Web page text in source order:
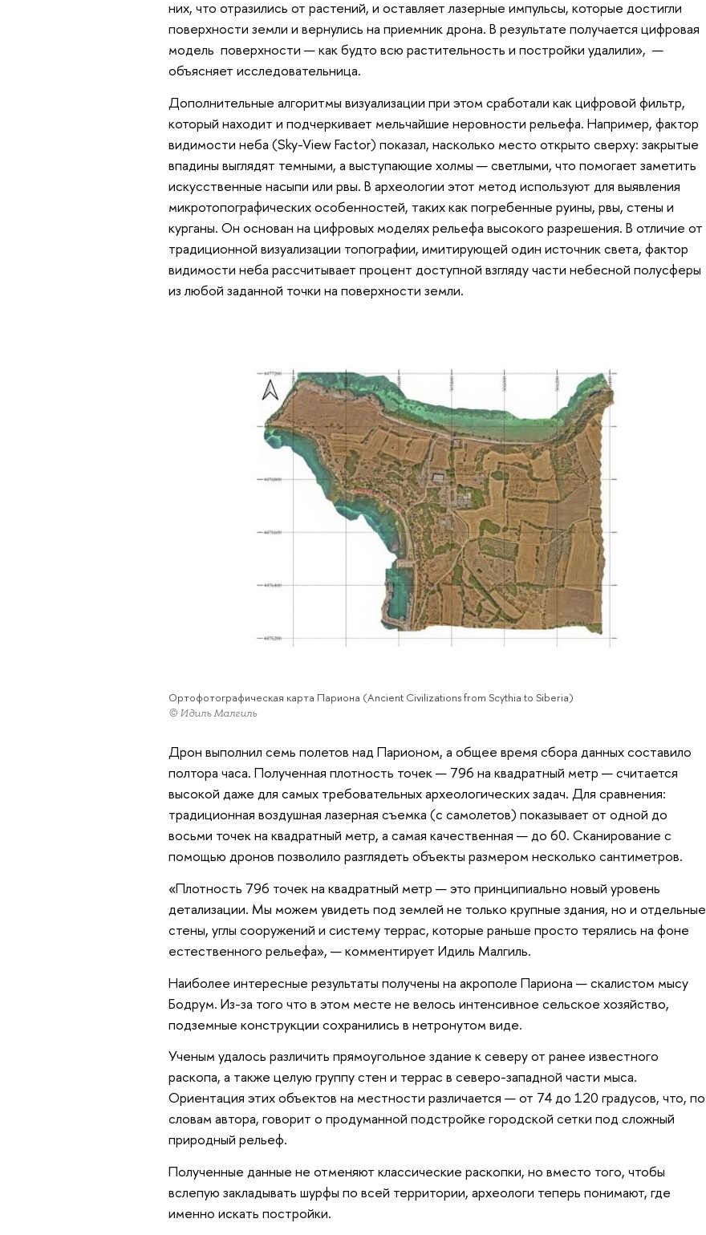
них, что отразились от растений, и оставляет лазерные импульсы, которые достигли
поверхности земли и вернулись на приемник дрона. В результате получается цифровая
модель поверхности — как будто всю растительность и постройки удалили», —
объясняет исследовательница.
Дополнительные алгоритмы визуализации при этом сработали как цифровой фильтр,
который находит и подчеркивает мельчайшие неровности рельефа. Например, фактор
видимости неба (Sky-View Factor) показал, насколько место открыто сверху: закрытые
впадины выглядят темными, а выступающие холмы — светлыми, что помогает заметить
искусственные насыпи или рвы. В археологии этот метод используют для выявления
микротопографических особенностей, таких как погребенные руины, рвы, стены и
курганы. Он основан на цифровых моделях рельефа высокого разрешения. В отличие от
традиционной визуализации топографии, имитирующей один источник света, фактор
видимости неба рассчитывает процент доступной взгляду части небесной полусферы
из любой заданной точки на поверхности земли.
Ортофотографическая карта Париона (Ancient Civilizations from Scythia to Siberia)
© Идиль Малгиль
Дрон выполнил семь полетов над Парионом, а общее время сбора данных составило
полтора часа. Полученная плотность точек — 796 на квадратный метр — считается
высокой даже для самых требовательных археологических задач. Для сравнения:
традиционная воздушная лазерная съемка (с самолетов) показывает от одной до
восьми точек на квадратный метр, а самая качественная — до 60. Сканирование с
помощью дронов позволило разглядеть объекты размером несколько сантиметров.
«Плотность 796 точек на квадратный метр — это принципиально новый уровень
детализации. Мы можем увидеть под землей не только крупные здания, но и отдельные
стены, углы сооружений и систему террас, которые раньше просто терялись на фоне
естественного рельефа», — комментирует Идиль Малгиль.
Наиболее интересные результаты получены на акрополе Париона — скалистом мысу
Бодрум. Из-за того что в этом месте не велось интенсивное сельское хозяйство,
подземные конструкции сохранились в нетронутом виде.
Ученым удалось различить прямоугольное здание к северу от ранее известного
раскопа, а также целую группу стен и террас в северо-западной части мыса.
Ориентация этих объектов на местности различается — от 74 до 120 градусов, что, по
словам автора, говорит о продуманной подстройке городской сетки под сложный
природный рельеф.
Полученные данные не отменяют классические раскопки, но вместо того, чтобы
вслепую закладывать шурфы по всей территории, археологи теперь понимают, где
именно искать постройки.